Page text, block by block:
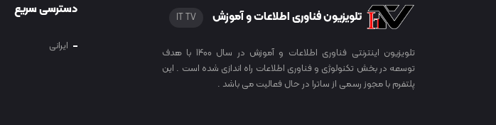
تلویزیون فناوری اطلاعات و آموزش IT TV
تلویزیون اینترنتی فناوری اطلاعات و آموزش در سال 1400 با هدف
توسعه در بخش تکنولوژی و فناوری اطلاعات راه اندازی شده است . این
پلتفرم با مجوز رسمی از ساترا در حال فعالیت می باشد .
دسترسی سریع
ایرانی